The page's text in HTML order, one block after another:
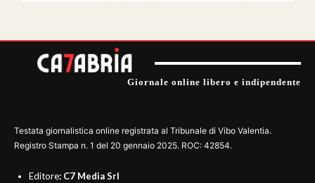
Giornale online libero e indipendente
Testata giornalistica online registrata al Tribunale di Vibo Valentia.
Registro Stampa n. 1 del 20 gennaio 2025. ROC: 42854.
Editore: C7 Media Srl